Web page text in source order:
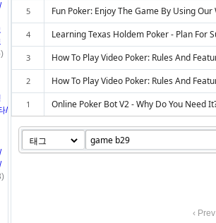
/
5 Fun Poker: Enjoy The Game By Using
4 Learning Texas Holdem Poker - Plan For
3 How To Play Video Poker: Rules And
2 How To Play Video Poker: Rules And
1 Online Poker Bot V2 - Why Do You Need
‹ Prev
스케치북5
스케치북5